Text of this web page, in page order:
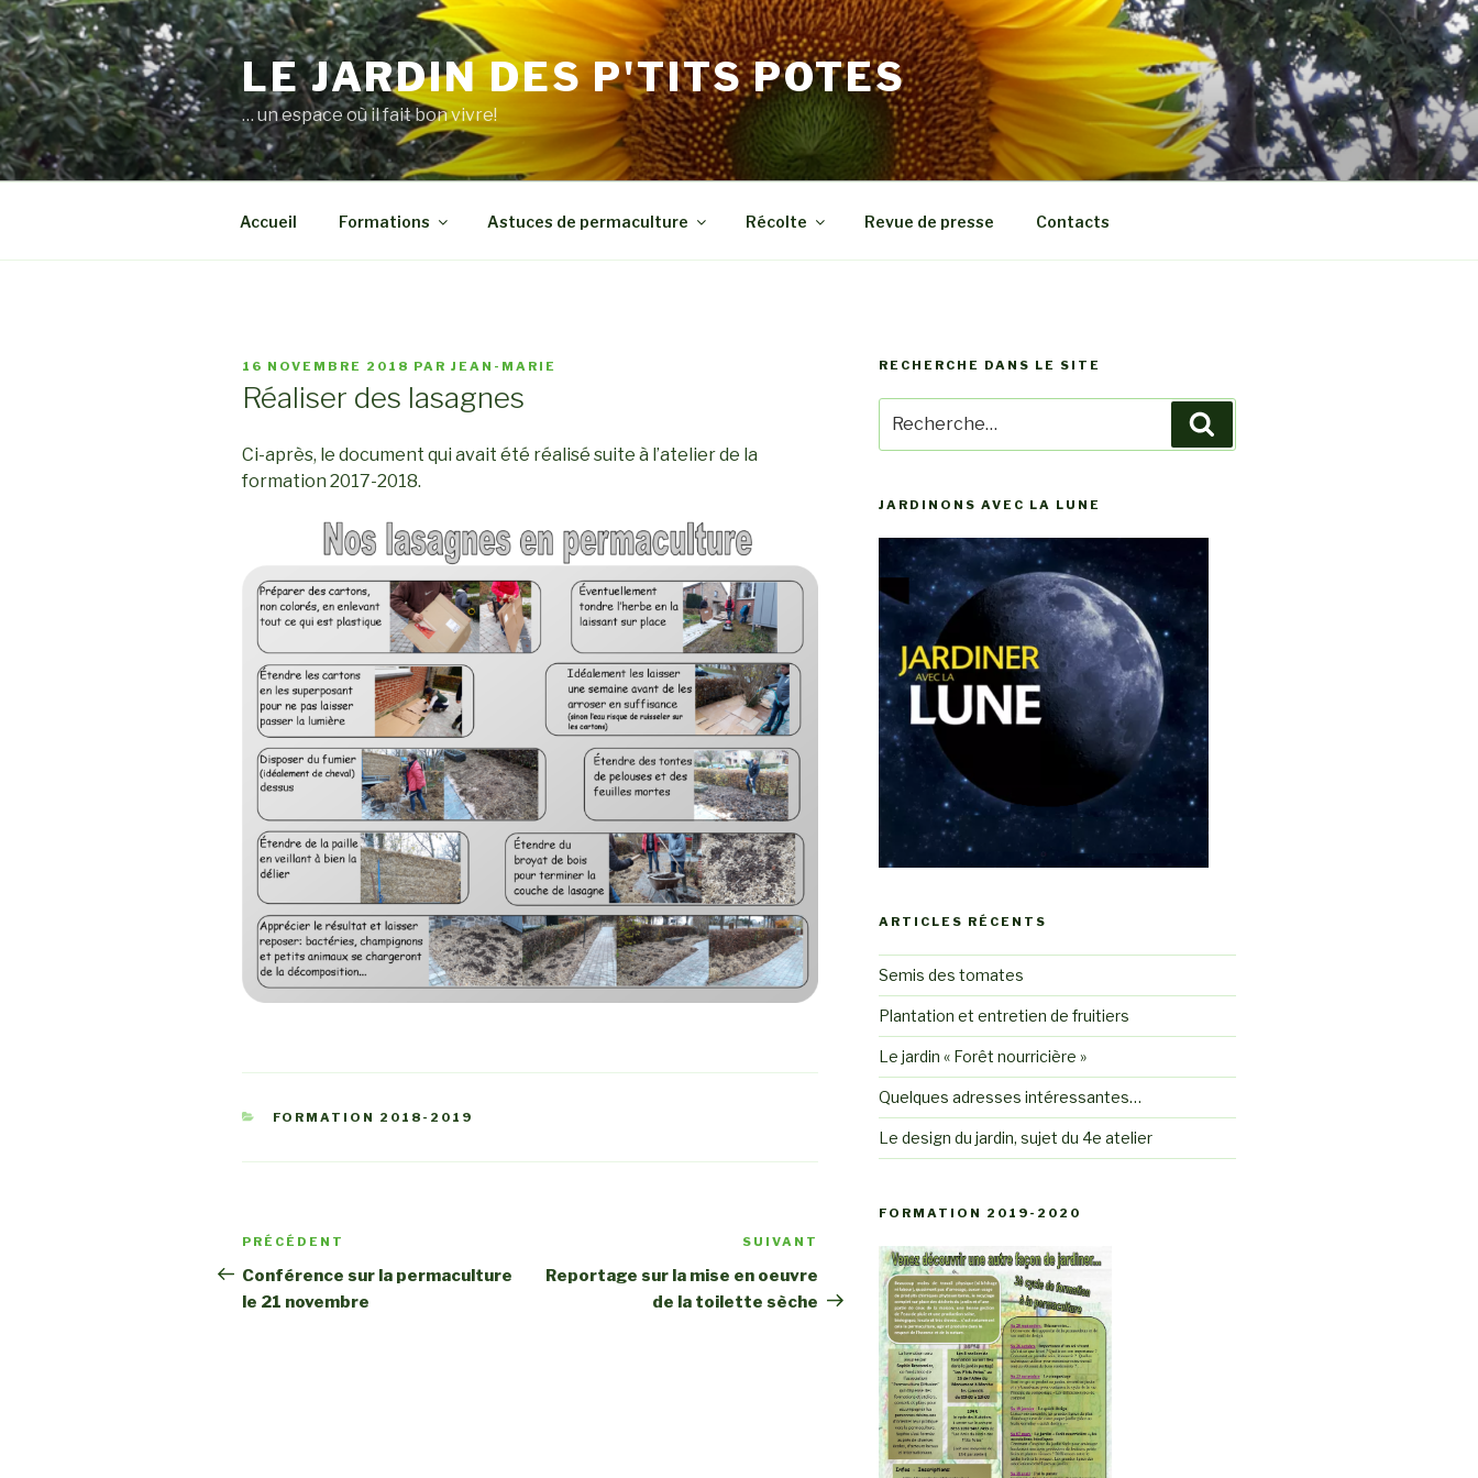
Aller
au
contenu
principal
LE JARDIN DES P'TITS POTES
… un espace où il fait bon vivre!
Accueil Formations Astuces de permaculture Récolte Revue de presse Contacts
PUBLIÉ
LE
16 NOVEMBRE 2018 PAR JEAN-MARIE
Réaliser des lasagnes
Ci-après, le document qui avait été réalisé suite à l’atelier de la
formation 2017-2018.
CATÉGORIES
FORMATION 2018-2019
Navigation
de
l’article
Article
précédent
PRÉCÉDENT
Conférence sur la permaculture
le 21 novembre
Article
suivant
SUIVANT
Reportage sur la mise en oeuvre
de la toilette sèche
RECHERCHE DANS LE SITE
pour
JARDINONS AVEC LA LUNE
ARTICLES RÉCENTS
Semis des tomates
Plantation et entretien de fruitiers
Le jardin « Forêt nourricière »
Quelques adresses intéressantes…
Le design du jardin, sujet du 4e atelier
FORMATION 2019-2020